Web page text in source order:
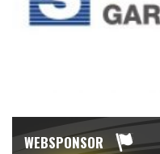
WEBSPONSOR